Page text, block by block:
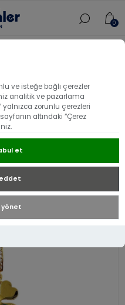
ve isteğe bağlı çerezler
analitik ve pazarlama
yalnızca zorunlu çerezleri
altındaki “Çerez
et
yönet
0
Yonca Charm